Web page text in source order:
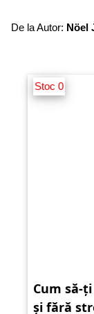
De la Autor: Nöel
Stoc 0
Cum să-
și fără